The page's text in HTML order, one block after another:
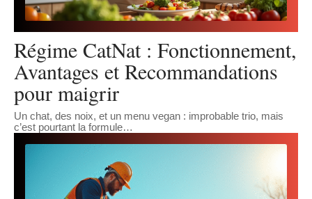
Régime CatNat : Fonctionnement,
Avantages et Recommandations
pour maigrir
Un chat, des noix, et un menu vegan : improbable trio, mais
c’est pourtant la formule…